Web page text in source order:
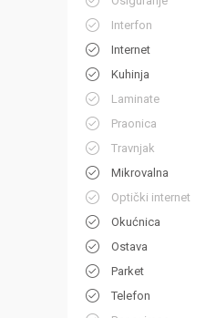
Interfon
Internet
Kuhinja
Laminate
Praonica
Travnjak
Mikrovalna
Optički internet
Okućnica
Ostava
Parket
Telefon